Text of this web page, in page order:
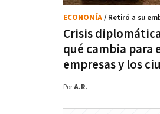
Crisis
qué cambia para
empresas y los
ECONOMÍA/ Retiró a su
PorA.R.